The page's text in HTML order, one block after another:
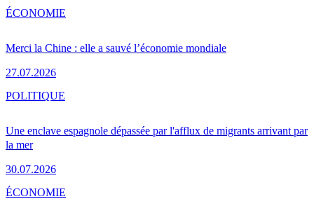
Merci la Chine : elle a sauvé l’économie mondiale
27.07.2026
ÉCONOMIE
Une enclave espagnole dépassée par l'afflux de migrants arrivant par
la mer
30.07.2026
POLITIQUE
ÉCONOMIE